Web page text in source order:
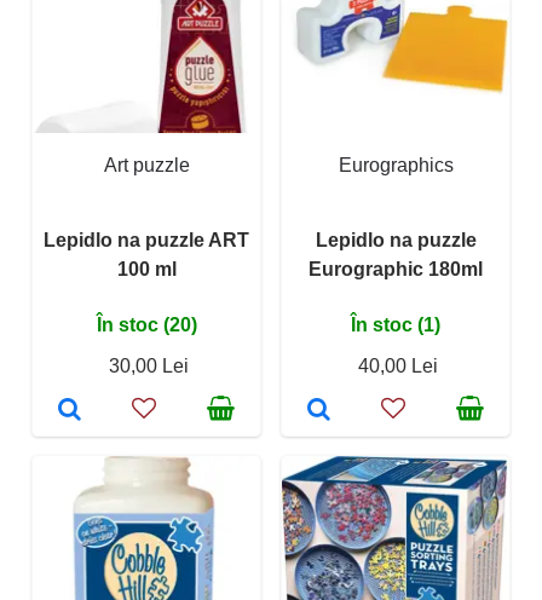
Art puzzle
Lepidlo na puzzle ART
100 ml
În stoc (20)
30,00 Lei
Eurographics
Lepidlo na puzzle
Eurographic 180ml
În stoc (1)
40,00 Lei